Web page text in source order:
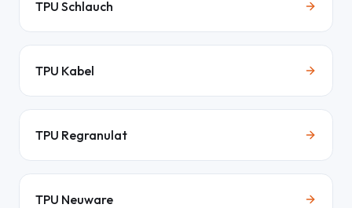
TPU Schlauch
TPU Kabel
TPU Regranulat
TPU Neuware